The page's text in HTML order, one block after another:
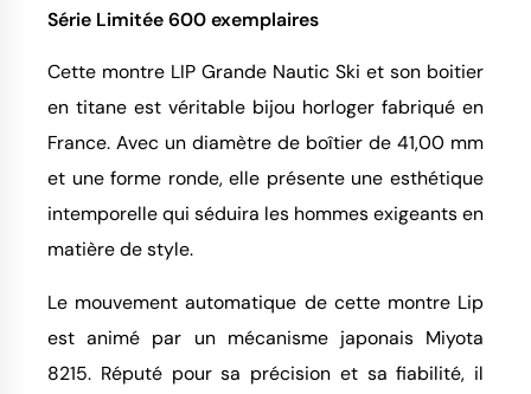
Série Limitée 600 exemplaires
Cette montre LIP Grande Nautic Ski et son boitier
en titane est véritable bijou horloger fabriqué en
France. Avec un diamètre de boîtier de 41,00 mm
et une forme ronde, elle présente une esthétique
intemporelle qui séduira les hommes exigeants en
matière de style.
Le mouvement automatique de cette montre Lip
est animé par un mécanisme japonais Miyota
8215. Réputé pour sa précision et sa fiabilité, il